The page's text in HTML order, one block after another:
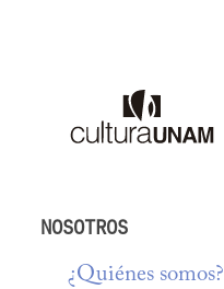
NOSOTROS
¿Quiénes somos?